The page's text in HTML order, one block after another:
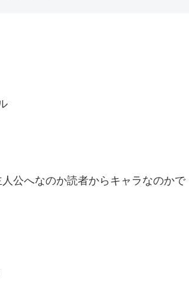
公へなのか読者からキャラなのかで